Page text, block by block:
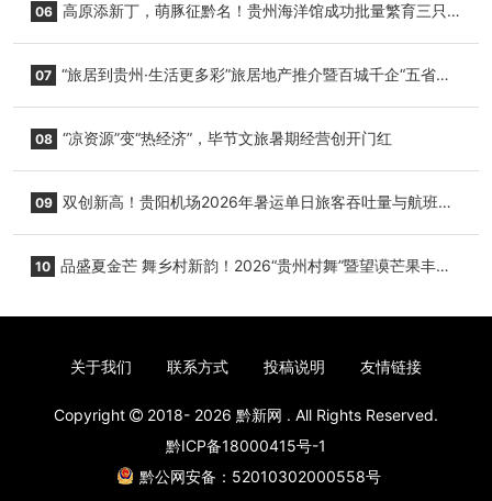
06 高原添新丁，萌豚征黔名！贵州海洋馆成功批量繁育三只
07 “旅居到贵州·生活更多彩”旅居地产推介暨百城千企“五省
08 “凉资源”变“热经济”，毕节文旅暑期经营创开门红
09 双创新高！贵阳机场2026年暑运单日旅客吞吐量与航班起
10 品盛夏金芒 舞乡村新韵！2026“贵州村舞”暨望谟芒果丰收
关于我们 联系方式 投稿说明 友情链接
Copyright 2018- 2026 黔新网 . All Rights Reserved.
黔ICP备18000415号-1
黔公网安备：52010302000558号